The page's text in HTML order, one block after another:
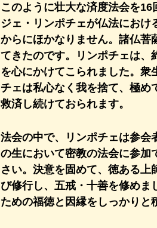
このように壮大な済度法会を
ジェ・リンポチェが仏法にお
からにほかなりません。諸仏菩
てきたのです。リンポチェは、
を心にかけてこられました。衆
チェは私心なく我を捨て、極め
救済し続けておられます。
法会の中で、リンポチェは参会
の生において密教の法会に参加
さい。決意を固めて、徳ある
び修行し、五戒・十善を修めま
ための福徳と因縁をしっかりと